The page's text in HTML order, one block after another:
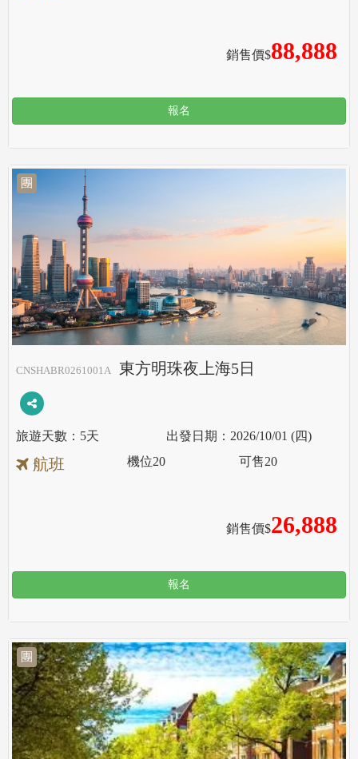
銷售價$88,888
報名
團
CNSHABR0261001A 東方明珠夜上海5日
5天 2026/10/01 (四)
航班
銷售價$26,888
機位20 可售20
報名
團